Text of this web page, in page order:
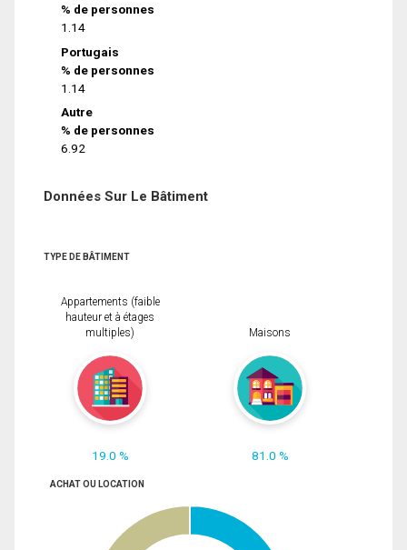
% de personnes
1.14
Portugais
% de personnes
1.14
Autre
% de personnes
6.92
Données Sur Le Bâtiment
TYPE DE BÂTIMENT
Appartements (faible
hauteur et à étages
multiples)
19.0 %
Maisons
81.0 %
ACHAT OU LOCATION